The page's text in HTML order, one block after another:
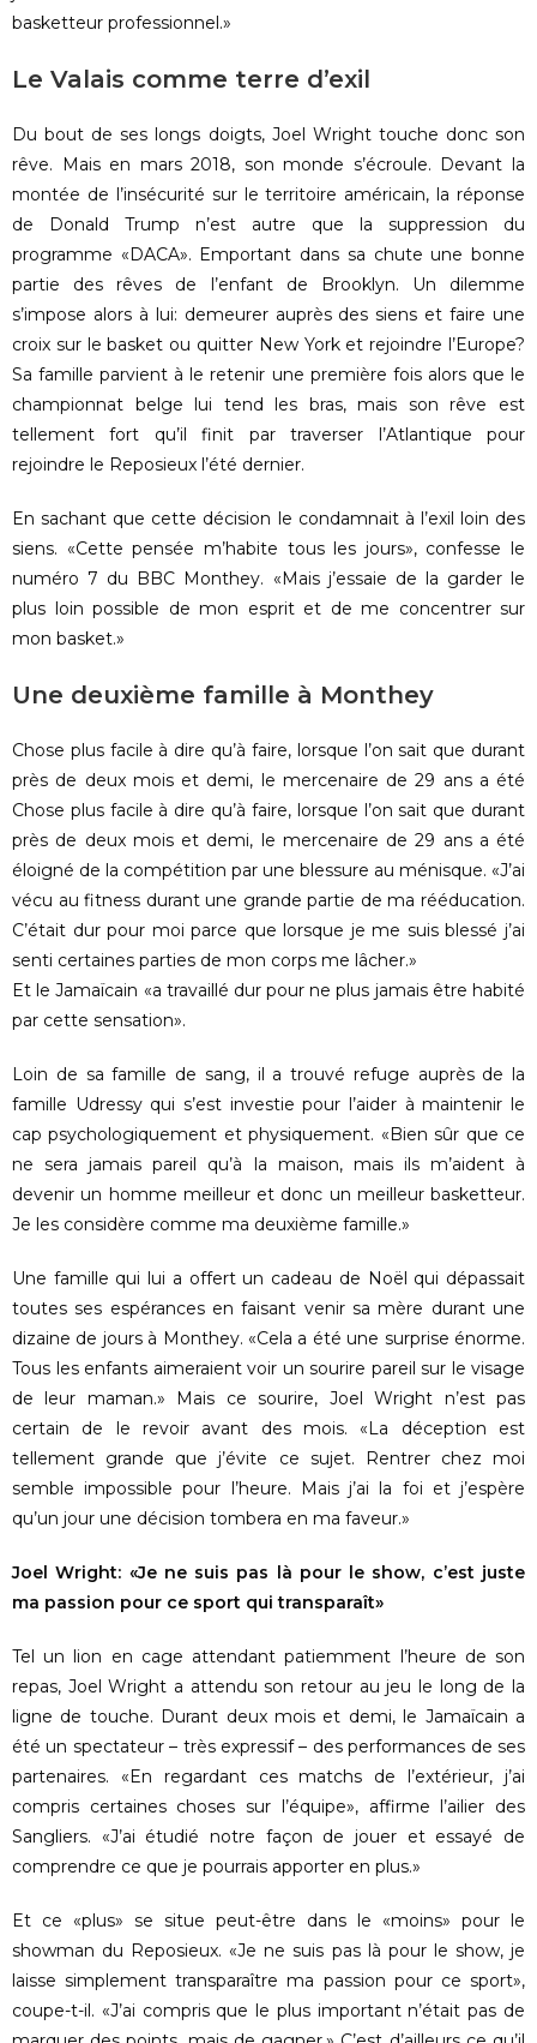
basketteur professionnel.»
Le Valais comme terre d’exil
Du bout de ses longs doigts, Joel Wright touche donc son
rêve. Mais en mars 2018, son monde s’écroule. Devant la
montée de l’insécurité sur le territoire américain, la réponse
de Donald Trump n’est autre que la suppression du
programme «DACA». Emportant dans sa chute une bonne
partie des rêves de l’enfant de Brooklyn. Un dilemme
s’impose alors à lui: demeurer auprès des siens et faire une
croix sur le basket ou quitter New York et rejoindre l’Europe?
Sa famille parvient à le retenir une première fois alors que le
championnat belge lui tend les bras, mais son rêve est
tellement fort qu’il finit par traverser l’Atlantique pour
rejoindre le Reposieux l’été dernier.
En sachant que cette décision le condamnait à l’exil loin des
siens. «Cette pensée m’habite tous les jours», confesse le
numéro 7 du BBC Monthey. «Mais j’essaie de la garder le
plus loin possible de mon esprit et de me concentrer sur
mon basket.»
Une deuxième famille à Monthey
Chose plus facile à dire qu’à faire, lorsque l’on sait que durant
près de deux mois et demi, le mercenaire de 29 ans a été
Chose plus facile à dire qu’à faire, lorsque l’on sait que durant
près de deux mois et demi, le mercenaire de 29 ans a été
éloigné de la compétition par une blessure au ménisque. «J’ai
vécu au fitness durant une grande partie de ma rééducation.
C’était dur pour moi parce que lorsque je me suis blessé j’ai
senti certaines parties de mon corps me lâcher.»
Et le Jamaïcain «a travaillé dur pour ne plus jamais être habité
par cette sensation».
Loin de sa famille de sang, il a trouvé refuge auprès de la
famille Udressy qui s’est investie pour l’aider à maintenir le
cap psychologiquement et physiquement. «Bien sûr que ce
ne sera jamais pareil qu’à la maison, mais ils m’aident à
devenir un homme meilleur et donc un meilleur basketteur.
Je les considère comme ma deuxième famille.»
Une famille qui lui a offert un cadeau de Noël qui dépassait
toutes ses espérances en faisant venir sa mère durant une
dizaine de jours à Monthey. «Cela a été une surprise énorme.
Tous les enfants aimeraient voir un sourire pareil sur le visage
de leur maman.» Mais ce sourire, Joel Wright n’est pas
certain de le revoir avant des mois. «La déception est
tellement grande que j’évite ce sujet. Rentrer chez moi
semble impossible pour l’heure. Mais j’ai la foi et j’espère
qu’un jour une décision tombera en ma faveur.»
Joel Wright: «Je ne suis pas là pour le show, c’est juste
ma passion pour ce sport qui transparaît»
Tel un lion en cage attendant patiemment l’heure de son
repas, Joel Wright a attendu son retour au jeu le long de la
ligne de touche. Durant deux mois et demi, le Jamaïcain a
été un spectateur – très expressif – des performances de ses
partenaires. «En regardant ces matchs de l’extérieur, j’ai
compris certaines choses sur l’équipe», affirme l’ailier des
Sangliers. «J’ai étudié notre façon de jouer et essayé de
comprendre ce que je pourrais apporter en plus.»
Et ce «plus» se situe peut-être dans le «moins» pour le
showman du Reposieux. «Je ne suis pas là pour le show, je
laisse simplement transparaître ma passion pour ce sport»,
coupe-t-il. «J’ai compris que le plus important n’était pas de